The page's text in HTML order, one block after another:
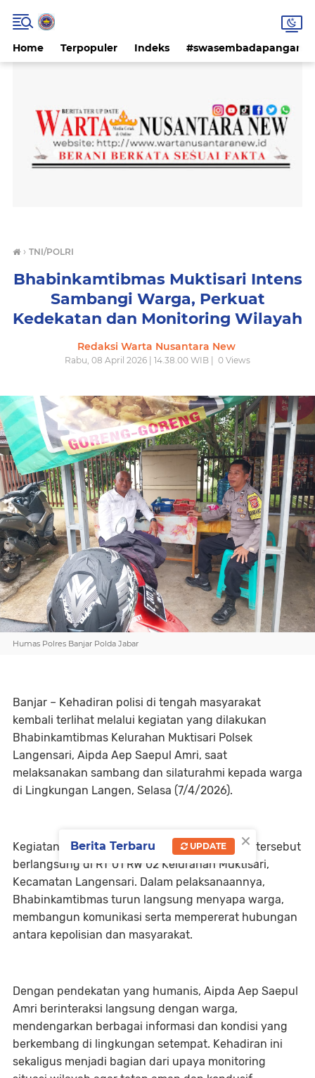
Home Terpopuler Indeks #swasembadapangan
› TNI/POLRI
Bhabinkamtibmas Muktisari Intens
Sambangi Warga, Perkuat
Kedekatan dan Monitoring Wilayah
Redaksi Warta Nusantara New
Rabu, 08 April 2026 | 14.38.00 WIB | 0 Views
Humas Polres Banjar Polda Jabar
Banjar – Kehadiran polisi di tengah masyarakat
kembali terlihat melalui kegiatan yang dilakukan
Bhabinkamtibmas Kelurahan Muktisari Polsek
Langensari, Aipda Aep Saepul Amri, saat
melaksanakan sambang dan silaturahmi kepada warga
di Lingkungan Langen, Selasa (7/4/2026).
Kegiatan yang dimulai sekitar pukul 11.00 WIB tersebut
berlangsung di RT 01 RW 02 Kelurahan Muktisari,
Kecamatan Langensari. Dalam pelaksanaannya,
Bhabinkamtibmas turun langsung menyapa warga,
membangun komunikasi serta mempererat hubungan
antara kepolisian dan masyarakat.
Dengan pendekatan yang humanis, Aipda Aep Saepul
Amri berinteraksi langsung dengan warga,
mendengarkan berbagai informasi dan kondisi yang
berkembang di lingkungan setempat. Kehadiran ini
sekaligus menjadi bagian dari upaya monitoring
×
Berita Terbaru UPDATE